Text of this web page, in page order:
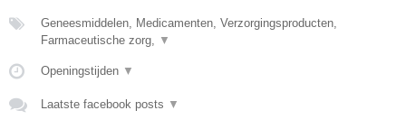
Geneesmiddelen, Medicamenten, Verzorgingsproducten,
Farmaceutische zorg,
▼
Openingstijden ▼
Laatste facebook posts ▼